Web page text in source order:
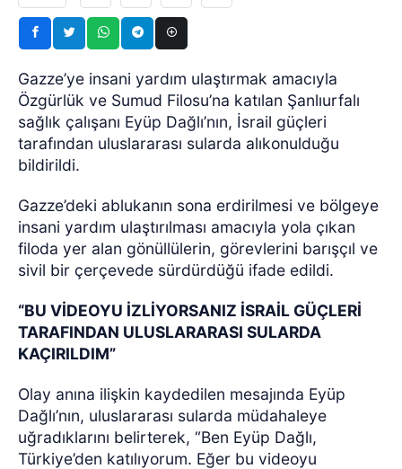
Gazze’ye insani yardım ulaştırmak amacıyla
Özgürlük ve Sumud Filosu’na katılan Şanlıurfalı
sağlık çalışanı Eyüp Dağlı’nın, İsrail güçleri
tarafından uluslararası sularda alıkonulduğu
bildirildi.
Gazze’deki ablukanın sona erdirilmesi ve bölgeye
insani yardım ulaştırılması amacıyla yola çıkan
filoda yer alan gönüllülerin, görevlerini barışçıl ve
sivil bir çerçevede sürdürdüğü ifade edildi.
“BU VİDEOYU İZLİYORSANIZ İSRAİL GÜÇLERİ
TARAFINDAN ULUSLARARASI SULARDA
KAÇIRILDIM”
Olay anına ilişkin kaydedilen mesajında Eyüp
Dağlı’nın, uluslararası sularda müdahaleye
uğradıklarını belirterek, “Ben Eyüp Dağlı,
Türkiye’den katılıyorum. Eğer bu videoyu